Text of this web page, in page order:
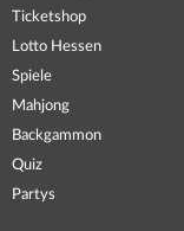
Ticketshop
Lotto Hessen
Spiele
Mahjong
Backgammon
Quiz
Partys